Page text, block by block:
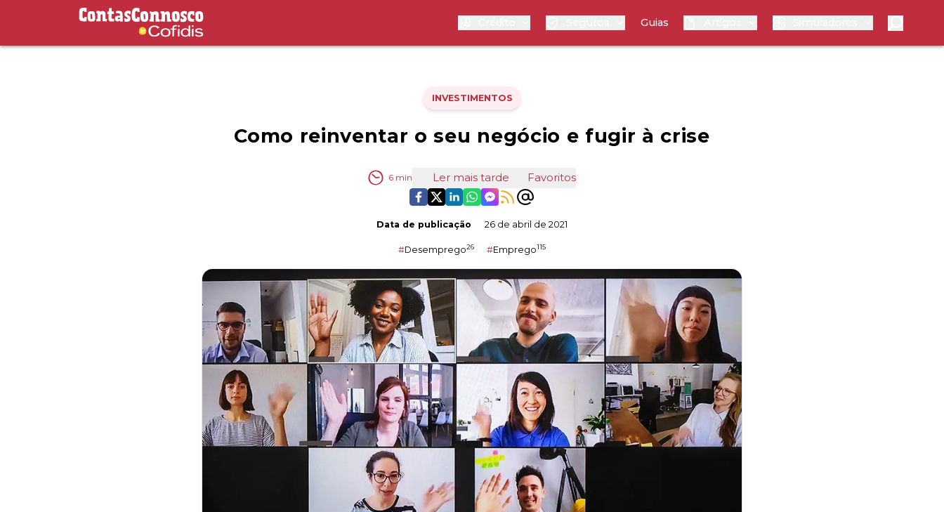
Contas Connosco by Cofidis Guias
INVESTIMENTOS
Como reinventar o seu negócio e fugir à crise
6 min Ler mais tarde Favoritos
Data de publicação 26 de abril de 2021
#Desemprego26 #Emprego115